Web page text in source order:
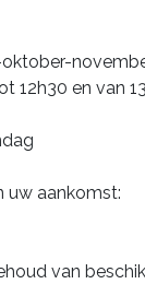
12h30 en van
uw aankomst:
van